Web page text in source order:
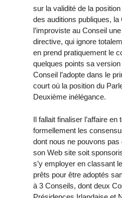
sur la validité de la
des auditions publiques,
l’improviste au Conseil
directive, qui ignore
en prend pratiquement le
quelques points sa
Conseil l’adopte dans le
court où la position du
Deuxième inélégance.
Il fallait finaliser l’affaire
formellement les
dont nous ne pouvons
son Web site soit
s’y employer en classant
prêts pour être adoptés
à 3 Conseils, dont deux